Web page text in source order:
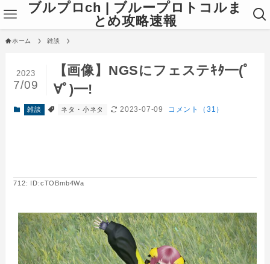
ブルプロch | ブループロトコルま
とめ攻略速報
ホーム 雑談
【画像】NGSにフェステｷﾀ━(ﾟ
∀ﾟ)━!
2023
7/09
雑談 ネタ・小ネタ 2023-07-09 コメント（31）
712: ID:cTOBmb4Wa